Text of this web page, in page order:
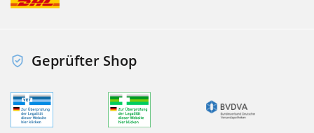
Geprüfter Shop